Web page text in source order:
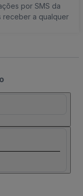
por SMS da
receber a qualquer